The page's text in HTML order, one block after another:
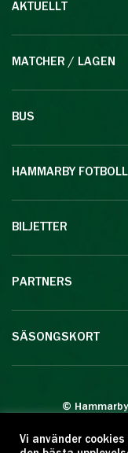
AKTUELLT
MATCHER / LAGEN
BUS
HAMMARBY FOTBOLL
BILJETTER
PARTNERS
SÄSONGSKORT
©
Eftertryck
Vi använder